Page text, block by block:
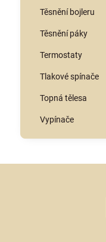
Těsnění bojleru
Těsnění páky
Termostaty
Tlakové spínače
Topná tělesa
Vypínače